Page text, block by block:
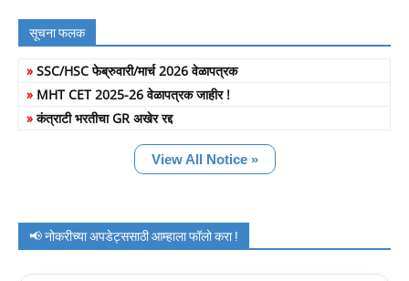
सूचना फलक
» SSC/HSC फेब्रुवारी/मार्च 2026 वेळापत्रक
» MHT CET 2025-26 वेळापत्रक जाहीर !
»कंत्राटी भरतीचा GR अखेर रद्द
View All Notice »
📢 नोकरीच्या अपडेट्ससाठी आम्हाला फॉलो करा !